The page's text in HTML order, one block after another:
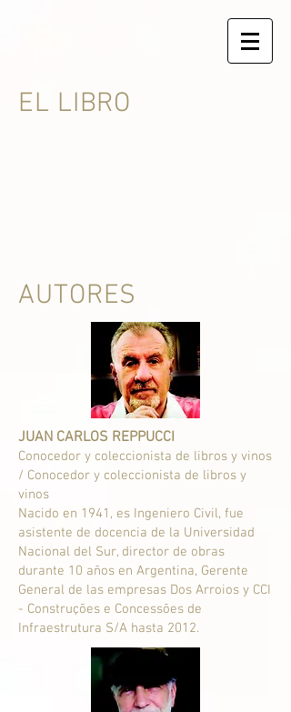
EL LIBRO
AUTORES
JUAN CARLOS REPPUCCI
Conocedor y coleccionista de libros y vinos
/ Conocedor y coleccionista de libros y
vinos
Nacido en 1941, es Ingeniero Civil, fue
asistente de docencia de la Universidad
Nacional del Sur, director de obras
durante 10 años en Argentina, Gerente
General de las empresas Dos Arroios y CCI
- Construções e Concessões de
Infraestrutura S/A hasta 2012.